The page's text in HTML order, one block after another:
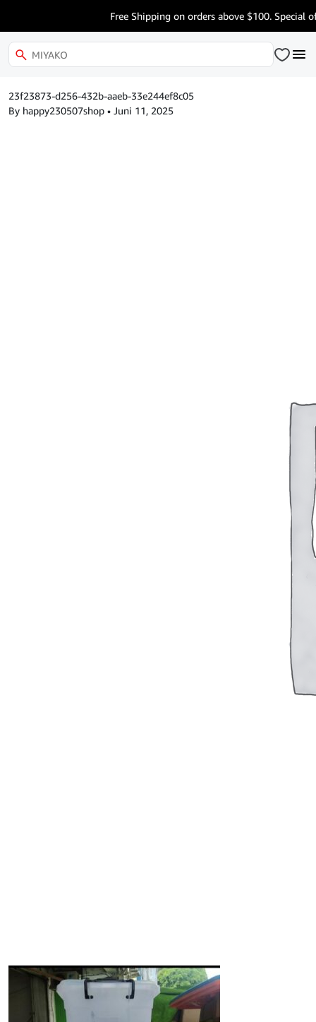
Free Shipping on orders above $100. Special
23f23873-d256-432b-aaeb-33e244ef8c05
By happy230507shop • Juni 11, 2025